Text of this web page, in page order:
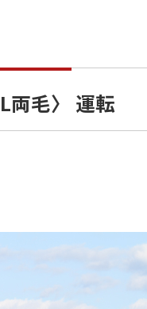
両毛〉 運転